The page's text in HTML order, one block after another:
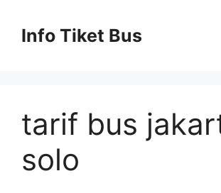
contentInfo Tiket Bus
tarif bus
solo